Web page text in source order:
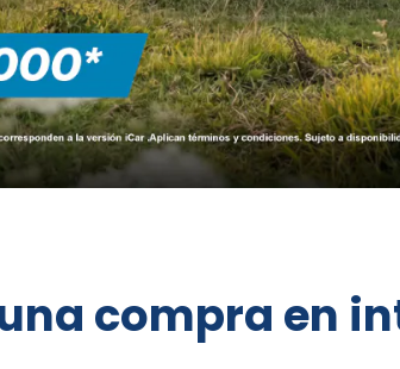
compra en